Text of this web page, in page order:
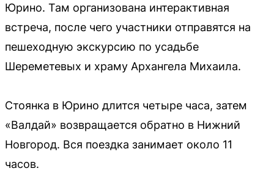
Юрино. Там организована интерактивная
встреча, после чего участники отправятся на
пешеходную экскурсию по усадьбе
Шереметевых и храму Архангела Михаила.
Стоянка в Юрино длится четыре часа, затем
«Валдай» возвращается обратно в Нижний
Новгород. Вся поездка занимает около 11
часов.